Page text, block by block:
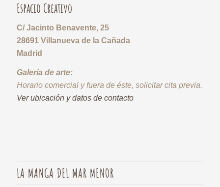
Espacio Creativo
C/ Jacinto Benavente, 25
28691 Villanueva de la Cañada
Madrid
Galería de arte:
Horario comercial y fuera de éste, solicitar cita previa.
Ver ubicación y datos de contacto
LA MANGA DEL MAR MENOR